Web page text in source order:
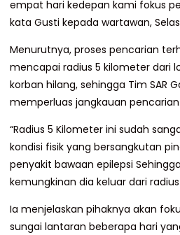
empat hari kedepan kami fokus
kata Gusti kepada wartawan,
Menurutnya, proses pencarian
mencapai radius 5 kilometer dari
korban hilang, sehingga Tim SAR
memperluas jangkauan pencarian.
“Radius 5 Kilometer ini sudah
kondisi fisik yang bersangkutan
penyakit bawaan epilepsi
kemungkinan dia keluar dari
Ia menjelaskan pihaknya akan
sungai lantaran beberapa hari